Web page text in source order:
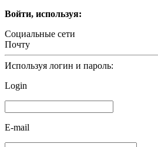
Войти, используя:
Социальные сети
Почту
Используя логин и пароль:
Login
E-mail